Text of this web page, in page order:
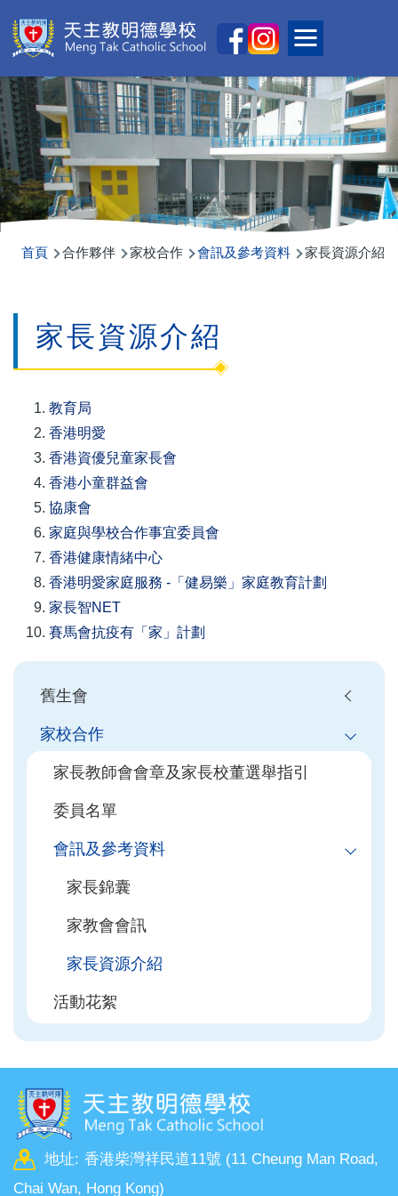
Toggle
Main
導
連
首頁 合作夥伴 家校合作 會訊及參考資料 家長資源介紹
家長資源介紹
教育局
香港明愛
香港資優兒童家長會
香港小童群益會
協康會
家庭與學校合作事宜委員會
香港健康情緒中心
香港明愛家庭服務 -「健易樂」家庭教育計劃
家長智NET
賽馬會抗疫有「家」計劃
Main
navigation
舊生會
家校合作
家長教師會會章及家長校董選舉指引
委員名單
會訊及參考資料
家長錦囊
家教會會訊
家長資源介紹
活動花絮
地址: 香港柴灣祥民道11號 (11 Cheung Man Road,
Chai Wan, Hong Kong)